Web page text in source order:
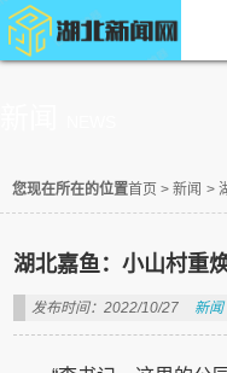
您现在所在的位置首页 > 新闻 >
湖北嘉鱼：小山村重
发布时间：2022/10/27 新闻